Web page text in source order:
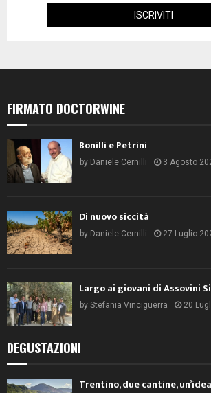
FIRMATO DOCTORWINE
Bonilli e Petrini
by Daniele Cernilli 3 Agosto
Di nuovo siccità
by Daniele Cernilli 27 Luglio
Largo ai giovani di Assovini
by Stefania Vinciguerra 20
DEGUSTAZIONI
Trentino, due cantine,